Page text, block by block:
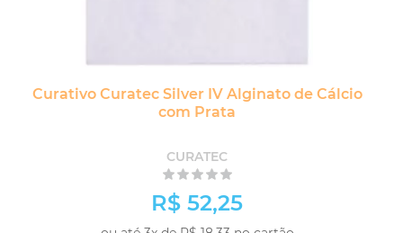
Curativo Curatec Silver IV Alginato de Cálcio
com Prata
CURATEC
R$ 52,25